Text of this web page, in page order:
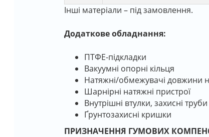
Інші матеріали – під замовлення.
Додаткове обладнання:
ПТФЕ-підкладки
Вакуумні опорні кільця
Натяжні/обмежувачі довжини
Шарнірні натяжні пристрої
Внутрішні втулки, захисні труби
Ґрунтозахисні кришки
ПРИЗНАЧЕННЯ ГУМОВИХ